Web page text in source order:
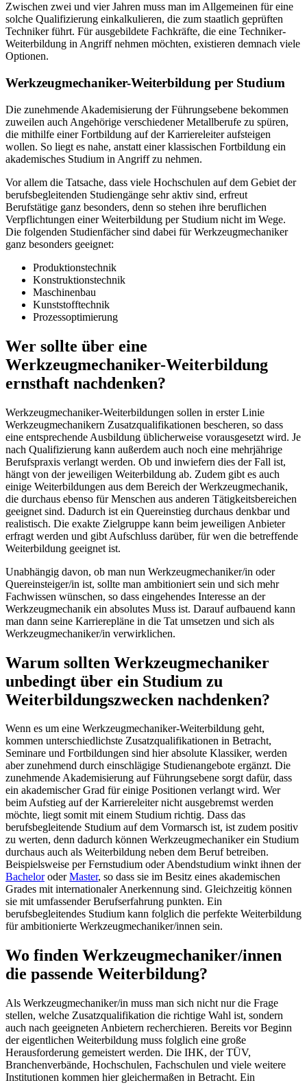
Zwischen zwei und vier Jahren muss man im Allgemeinen für eine
solche Qualifizierung einkalkulieren, die zum staatlich geprüften
Techniker führt. Für ausgebildete Fachkräfte, die eine Techniker-
Weiterbildung in Angriff nehmen möchten, existieren demnach viele
Optionen.
Werkzeugmechaniker-Weiterbildung per Studium
Die zunehmende Akademisierung der Führungsebene bekommen
zuweilen auch Angehörige verschiedener Metallberufe zu spüren,
die mithilfe einer Fortbildung auf der Karriereleiter aufsteigen
wollen. So liegt es nahe, anstatt einer klassischen Fortbildung ein
akademisches Studium in Angriff zu nehmen.
Vor allem die Tatsache, dass viele Hochschulen auf dem Gebiet der
berufsbegleitenden Studiengänge sehr aktiv sind, erfreut
Berufstätige ganz besonders, denn so stehen ihre beruflichen
Verpflichtungen einer Weiterbildung per Studium nicht im Wege.
Die folgenden Studienfächer sind dabei für Werkzeugmechaniker
ganz besonders geeignet:
Produktionstechnik
Konstruktionstechnik
Maschinenbau
Kunststofftechnik
Prozessoptimierung
Wer sollte über eine
Werkzeugmechaniker-Weiterbildung
ernsthaft nachdenken?
Werkzeugmechaniker-Weiterbildungen sollen in erster Linie
Werkzeugmechanikern Zusatzqualifikationen bescheren, so dass
eine entsprechende Ausbildung üblicherweise vorausgesetzt wird. Je
nach Qualifizierung kann außerdem auch noch eine mehrjährige
Berufspraxis verlangt werden. Ob und inwiefern dies der Fall ist,
hängt von der jeweiligen Weiterbildung ab. Zudem gibt es auch
einige Weiterbildungen aus dem Bereich der Werkzeugmechanik,
die durchaus ebenso für Menschen aus anderen Tätigkeitsbereichen
geeignet sind. Dadurch ist ein Quereinstieg durchaus denkbar und
realistisch. Die exakte Zielgruppe kann beim jeweiligen Anbieter
erfragt werden und gibt Aufschluss darüber, für wen die betreffende
Weiterbildung geeignet ist.
Unabhängig davon, ob man nun Werkzeugmechaniker/in oder
Quereinsteiger/in ist, sollte man ambitioniert sein und sich mehr
Fachwissen wünschen, so dass eingehendes Interesse an der
Werkzeugmechanik ein absolutes Muss ist. Darauf aufbauend kann
man dann seine Karrierepläne in die Tat umsetzen und sich als
Werkzeugmechaniker/in verwirklichen.
Warum sollten Werkzeugmechaniker
unbedingt über ein Studium zu
Weiterbildungszwecken nachdenken?
Wenn es um eine Werkzeugmechaniker-Weiterbildung geht,
kommen unterschiedlichste Zusatzqualifikationen in Betracht,
Seminare und Fortbildungen sind hier absolute Klassiker, werden
aber zunehmend durch einschlägige Studienangebote ergänzt. Die
zunehmende Akademisierung auf Führungsebene sorgt dafür, dass
ein akademischer Grad für einige Positionen verlangt wird. Wer
beim Aufstieg auf der Karriereleiter nicht ausgebremst werden
möchte, liegt somit mit einem Studium richtig. Dass das
berufsbegleitende Studium auf dem Vormarsch ist, ist zudem positiv
zu werten, denn dadurch können Werkzeugmechaniker ein Studium
durchaus auch als Weiterbildung neben dem Beruf betreiben.
Beispielsweise per Fernstudium oder Abendstudium winkt ihnen der
BacheloroderMaster, so dass sie im Besitz eines akademischen
Grades mit internationaler Anerkennung sind. Gleichzeitig können
sie mit umfassender Berufserfahrung punkten. Ein
berufsbegleitendes Studium kann folglich die perfekte Weiterbildung
für ambitionierte Werkzeugmechaniker/innen sein.
Wo finden Werkzeugmechaniker/innen
die passende Weiterbildung?
Als Werkzeugmechaniker/in muss man sich nicht nur die Frage
stellen, welche Zusatzqualifikation die richtige Wahl ist, sondern
auch nach geeigneten Anbietern recherchieren. Bereits vor Beginn
der eigentlichen Weiterbildung muss folglich eine große
Herausforderung gemeistert werden. Die IHK, der TÜV,
Branchenverbände, Hochschulen, Fachschulen und viele weitere
Institutionen kommen hier gleichermaßen in Betracht. Ein